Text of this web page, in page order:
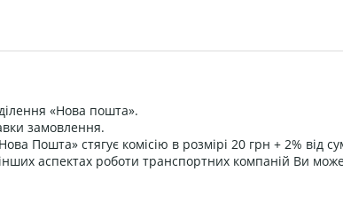
«Нова пошта».
замовлення.
Пошта» стягує комісію в розмірі 20 грн + 2% від
аспектах роботи транспортних компаній Ви